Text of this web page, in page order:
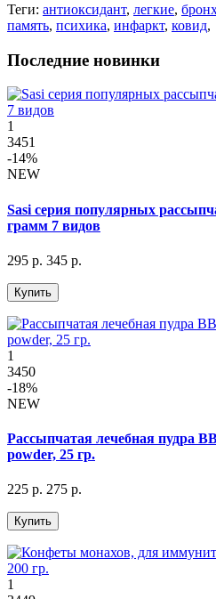
Теги: антиоксидант, легкие,
память, психика, инфаркт, ковид,
Последние новинки
1
3451
-14%
NEW
Sasi серия популярных
грамм 7 видов
295 р. 345 р.
Купить
1
3450
-18%
NEW
Рассыпчатая лечебная пудра
powder, 25 гр.
225 р. 275 р.
Купить
1